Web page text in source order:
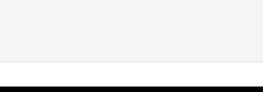
Карта сайтаПолитика конфиденциальности